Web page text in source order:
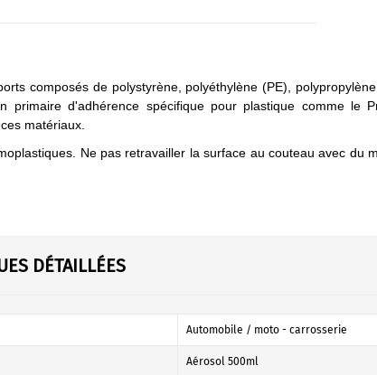
composés de polystyrène, polyéthylène (PE),
primaire d'adhérence spécifique pour plastique comme le
matériaux.
Ne pas retravailler la surface au couteau avec du
DÉTAILLÉES
Automobile / moto - carrosserie
Aérosol 500ml